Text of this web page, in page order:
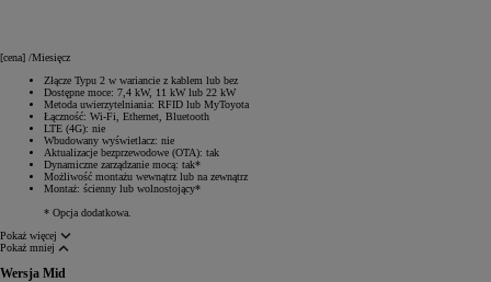
[cena] /Miesięcz
Złącze Typu 2 w wariancie z kablem lub bez
Dostępne moce: 7,4 kW, 11 kW lub 22 kW
Metoda uwierzytelniania: RFID lub MyToyota
Łączność: Wi-Fi, Ethernet, Bluetooth
LTE (4G): nie
Wbudowany wyświetlacz: nie
Aktualizacje bezprzewodowe (OTA): tak
Dynamiczne zarządzanie mocą: tak*
Możliwość montażu wewnątrz lub na zewnątrz
Montaż: ścienny lub wolnostojący*
* Opcja dodatkowa.
Pokaż więcej
Pokaż mniej
Wersja Mid